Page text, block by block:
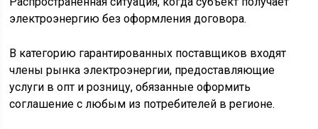
электроэнергию без оформления договора.
В категорию гарантированных поставщиков входят
члены рынка электроэнергии, предоставляющие
услуги в опт и розницу, обязанные оформить
соглашение с любым из потребителей в регионе.